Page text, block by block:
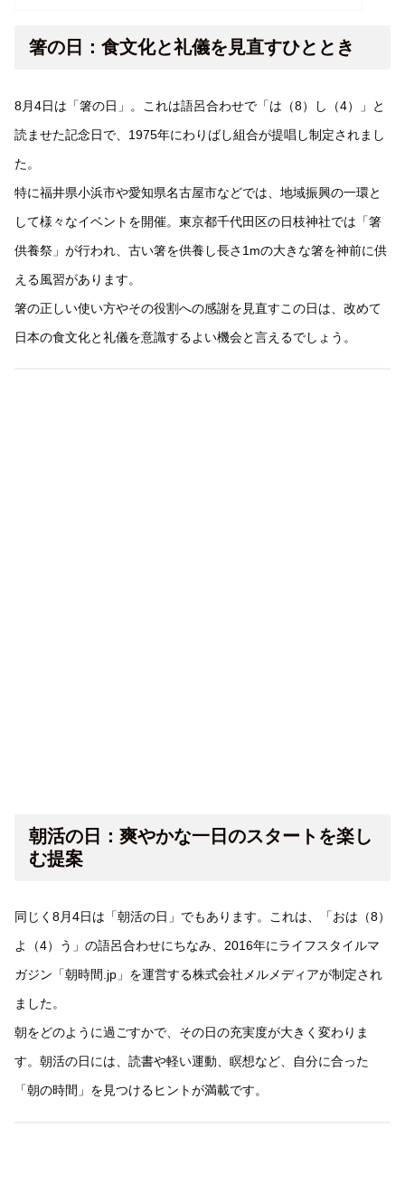
箸の日：食文化と礼儀を見直すひととき
8月4日は「箸の日」。これは語呂合わせで「は（8）し（4）」と
読ませた記念日で、1975年にわりばし組合が提唱し制定されまし
た。
特に福井県小浜市や愛知県名古屋市などでは、地域振興の一環と
して様々なイベントを開催。東京都千代田区の日枝神社では「箸
供養祭」が行われ、古い箸を供養し長さ1mの大きな箸を神前に供
える風習があります。
箸の正しい使い方やその役割への感謝を見直すこの日は、改めて
日本の食文化と礼儀を意識するよい機会と言えるでしょう。
朝活の日：爽やかな一日のスタートを楽し
む提案
同じく8月4日は「朝活の日」でもあります。これは、「おは（8）
よ（4）う」の語呂合わせにちなみ、2016年にライフスタイルマ
ガジン「朝時間.jp」を運営する株式会社メルメディアが制定され
ました。
朝をどのように過ごすかで、その日の充実度が大きく変わりま
す。朝活の日には、読書や軽い運動、瞑想など、自分に合った
「朝の時間」を見つけるヒントが満載です。